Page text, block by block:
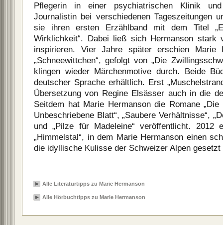
Pflegerin in einer psychiatrischen Klinik
Journalistin bei verschiedenen Tageszeitungen
sie ihren ersten Erzählband mit dem Titel
Wirklichkeit“. Dabei ließ sich Hermanson stark
inspirieren. Vier Jahre später erschien Marie
„Schneewittchen“, gefolgt von „Die
klingen wieder Märchenmotive durch. Beide
deutscher Sprache erhältlich. Erst
Übersetzung von Regine Elsässer auch in die
Seitdem hat Marie Hermanson die Romane „Die
Unbeschriebene Blatt“, „Saubere Verhältnisse“,
und „Pilze für Madeleine“ veröffentlicht. 2012
„Himmelstal“, in dem Marie Hermanson einen
die idyllische Kulisse der Schweizer Alpen gesetzt
Alle Literaturtipps zu Marie Hermanson
Alle Hörbuchtipps zu Marie Hermanson